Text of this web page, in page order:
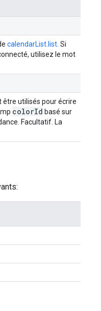
calendarList.list . Si
utilisez le mot
être utilisés pour écrire
colorId basé sur
Facultatif. La